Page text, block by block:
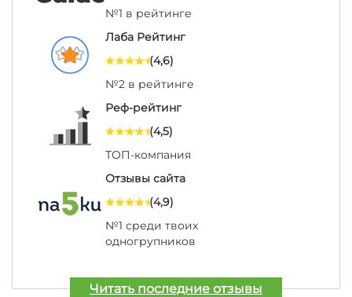
№1 в рейтинге
Лаба Рейтинг
(4,6)
№2 в рейтинге
Реф-рейтинг
(4,5)
ТОП-компания
Отзывы сайта
(4,9)
№1 среди твоих
одногрупников
Читать последние отзывы